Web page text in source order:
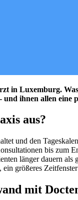
in Luxemburg.
ihnen allen eine
aus?
und den
bis zum
länger dauern
größeres
mit